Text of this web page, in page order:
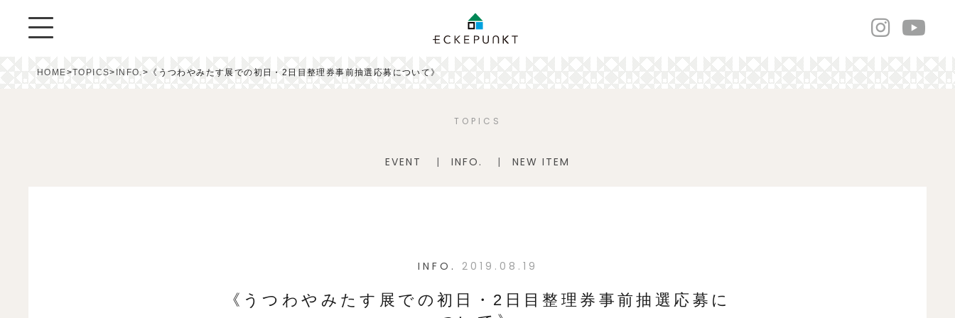
HOME>TOPICS>INFO.>《うつわやみたす展での初日・2日目整理券事前抽選応募について》
TOPICS
EVENT INFO. NEW ITEM
INFO. 2019.08.19
《うつわやみたす展での初日・2日目整理券事前抽選応募に